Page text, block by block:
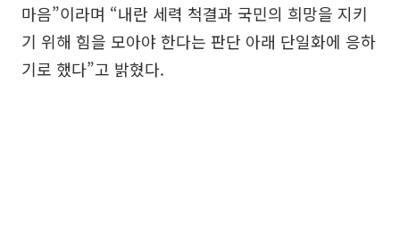
마음”이라며 “내란 세력 척결과 국민의 희망을 지키
기 위해 힘을 모아야 한다는 판단 아래 단일화에 응하
기로 했다”고 밝혔다.